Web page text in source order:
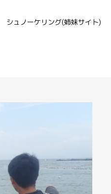
シュノーケリング(姉妹サイト)